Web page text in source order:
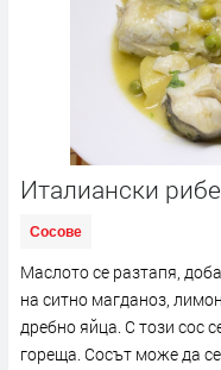
Италиански
Сосове
Маслото се разтапя,
на ситно магданоз,
дребно яйца. С този сос
гореща. Сосът може да